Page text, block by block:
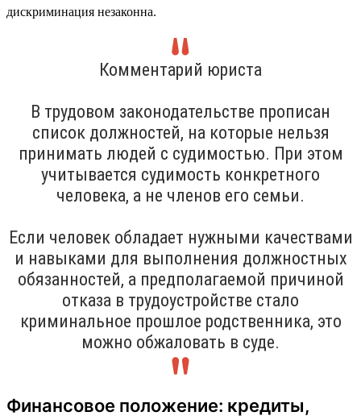
дискриминация незаконна.
Комментарий юриста
В трудовом законодательстве прописан
список должностей, на которые нельзя
принимать людей с судимостью. При этом
учитывается судимость конкретного
человека, а не членов его семьи.
Если человек обладает нужными качествами
и навыками для выполнения должностных
обязанностей, а предполагаемой причиной
отказа в трудоустройстве стало
криминальное прошлое родственника, это
можно обжаловать в суде.
Финансовое положение: кредиты,